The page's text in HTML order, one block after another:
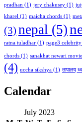
pradhan (1) jery chakusey (1)
kharel (1) maicha chords (1)
(3) nepal (5)
ratna tuladhar (1) page3 celebrity
chords (1) sanakhat newari movie
(4) uccha sikshya (1) तापालय्
Calendar
July 2023